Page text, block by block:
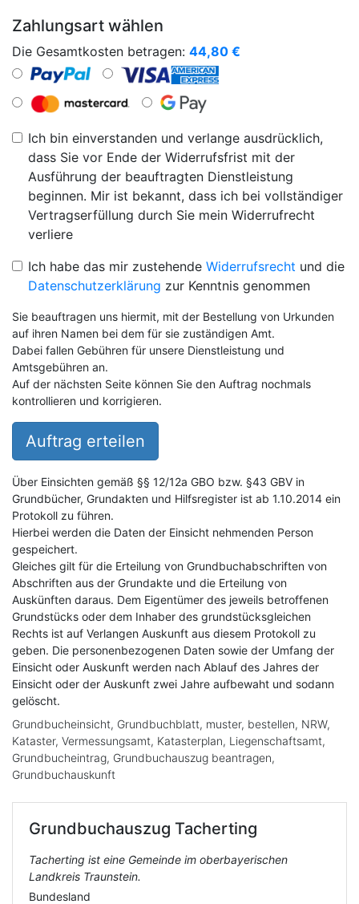
Zahlungsart wählen
Die Gesamtkosten betragen: 44,80 €
Ich bin einverstanden und verlange ausdrücklich,
dass Sie vor Ende der Widerrufsfrist mit der
Ausführung der beauftragten Dienstleistung
beginnen. Mir ist bekannt, dass ich bei vollständiger
Vertragserfüllung durch Sie mein Widerrufrecht
verliere
Ich habe das mir zustehende Widerrufsrecht und die
Datenschutzerklärung zur Kenntnis genommen
Sie beauftragen uns hiermit, mit der Bestellung von Urkunden
auf ihren Namen bei dem für sie zuständigen Amt.
Dabei fallen Gebühren für unsere Dienstleistung und
Amtsgebühren an.
Auf der nächsten Seite können Sie den Auftrag nochmals
kontrollieren und korrigieren.
Auftrag erteilen
Über Einsichten gemäß §§ 12/12a GBO bzw. §43 GBV in
Grundbücher, Grundakten und Hilfsregister ist ab 1.10.2014 ein
Protokoll zu führen.
Hierbei werden die Daten der Einsicht nehmenden Person
gespeichert.
Gleiches gilt für die Erteilung von Grundbuchabschriften von
Abschriften aus der Grundakte und die Erteilung von
Auskünften daraus. Dem Eigentümer des jeweils betroffenen
Grundstücks oder dem Inhaber des grundstücksgleichen
Rechts ist auf Verlangen Auskunft aus diesem Protokoll zu
geben. Die personenbezogenen Daten sowie der Umfang der
Einsicht oder Auskunft werden nach Ablauf des Jahres der
Einsicht oder der Auskunft zwei Jahre aufbewaht und sodann
gelöscht.
Grundbucheinsicht, Grundbuchblatt, muster, bestellen, NRW,
Kataster, Vermessungsamt, Katasterplan, Liegenschaftsamt,
Grundbucheintrag, Grundbuchauszug beantragen,
Grundbuchauskunft
Grundbuchauszug Tacherting
Tacherting ist eine Gemeinde im oberbayerischen
Landkreis Traunstein.
Bundesland